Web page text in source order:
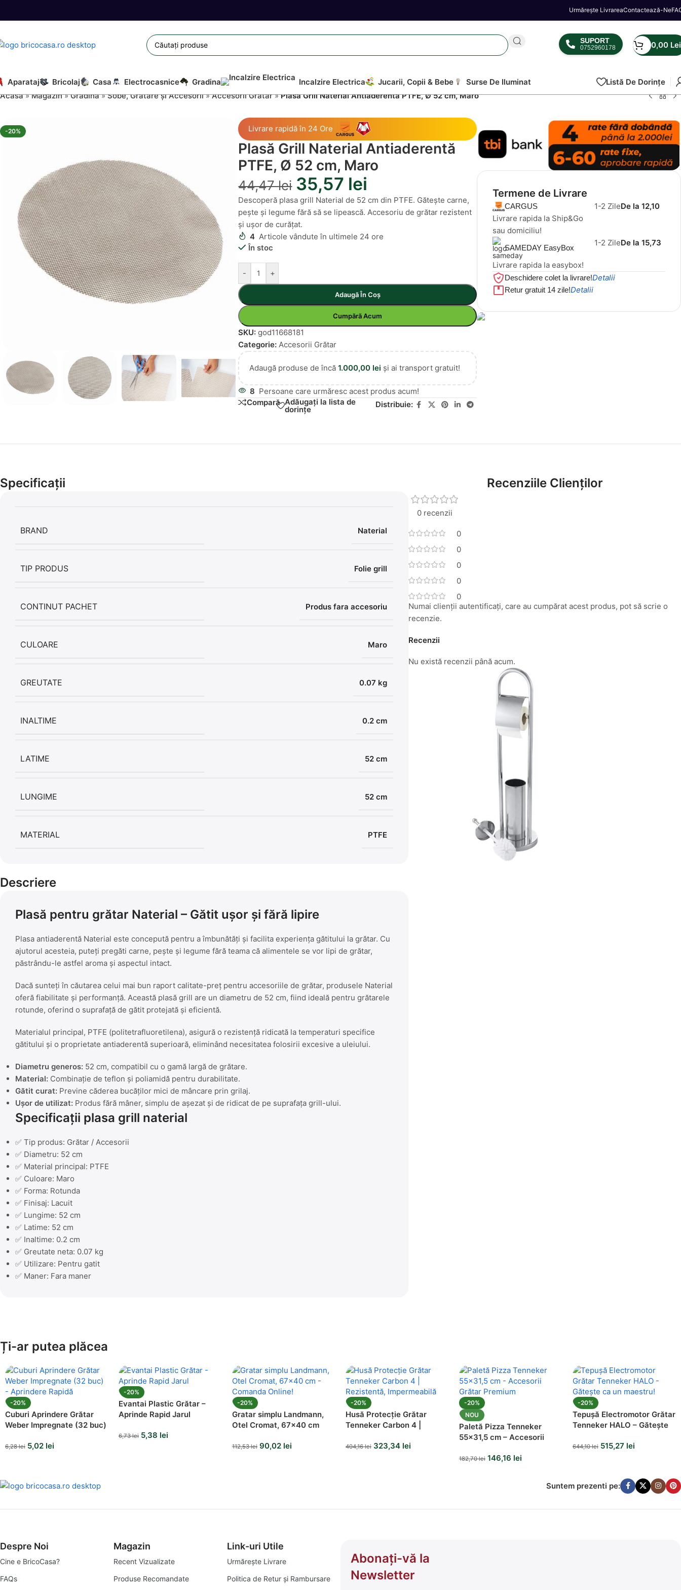
Urmărește LivrareaContactează-Ne
SUPORT
0752960178 0,00 Lei
Aparataj Bricolaj Casa Electrocasnice Gradina Incalzire Electrica Jucarii, Copii & Bebe Surse De Iluminat
Listă De Dorințe
Acasă»Magazin»Gradina»Sobe, Grătare și Accesorii»Accesorii Grătar»Plasă Grill Naterial Antiaderentă PTFE, Ø 52 cm, Maro
-20% Livrare rapidă în 24 Ore
Plasă Grill Naterial Antiaderentă
PTFE, Ø 52 cm, Maro
44,47lei 35,57 lei
Descoperă plasa grill Naterial de 52 cm din PTFE. Gătește carne,
pește și legume fără să se lipească. Accesoriu de grătar rezistent
și ușor de curățat.
4 Articole vândute în ultimele 24 ore
În stoc
- +
Adaugă În Coș
Cumpără Acum
SKU:god11668181
Categorie: Accesorii Grătar
Adaugă produse de încă1.000,00 lei și ai transport gratuit!
8 Persoane care urmăresc acest produs acum!
Compară Adăugați la lista de
dorințe Distribuie:
Termene de Livrare
CARGUS
Livrare rapida la Ship&Go
sau domiciliu!
1-2 ZileDe la 12,10
SAMEDAY EasyBox
Livrare rapida la easybox!
1-2 ZileDe la 15,73
Deschidere colet la livrare!Detalii
Retur gratuit 14 zile!Detalii
Specificații
BRAND Naterial
TIP PRODUS Folie grill
CONTINUT PACHET Produs fara accesoriu
CULOARE Maro
GREUTATE 0.07 kg
INALTIME 0.2 cm
LATIME 52 cm
LUNGIME 52 cm
MATERIAL PTFE
Descriere
Plasă pentru grătar Naterial – Gătit ușor și fără lipire
Plasa antiaderentă Naterial este concepută pentru a îmbunătăți și facilita experiența gătitului la grătar. Cu
ajutorul acesteia, puteți pregăti carne, pește și legume fără teama că alimentele se vor lipi de grătar,
păstrându-le astfel aroma și aspectul intact.
Dacă sunteți în căutarea celui mai bun raport calitate-preț pentru accesoriile de grătar, produsele Naterial
oferă fiabilitate și performanță. Această plasă grill are un diametru de 52 cm, fiind ideală pentru grătarele
rotunde, oferind o suprafață de gătit protejată și eficientă.
Materialul principal, PTFE (politetrafluoretilena), asigură o rezistență ridicată la temperaturi specifice
gătitului și o proprietate antiaderentă superioară, eliminând necesitatea folosirii excesive a uleiului.
Diametru generos: 52 cm, compatibil cu o gamă largă de grătare.
Material: Combinație de teflon și poliamidă pentru durabilitate.
Gătit curat: Previne căderea bucăților mici de mâncare prin grilaj.
Ușor de utilizat: Produs fără mâner, simplu de așezat și de ridicat de pe suprafața grill-ului.
Specificații plasa grill naterial
✅ Tip produs: Grătar / Accesorii
✅ Diametru: 52 cm
✅ Material principal: PTFE
✅ Culoare: Maro
✅ Forma: Rotunda
✅ Finisaj: Lacuit
✅ Lungime: 52 cm
✅ Latime: 52 cm
✅ Inaltime: 0.2 cm
✅ Greutate neta: 0.07 kg
✅ Utilizare: Pentru gatit
✅ Maner: Fara maner
Recenziile Clienților
0 recenzii
0
0
0
0
0
Recenzii
Nu există recenzii până acum.
Numai clienții autentificați, care au cumpărat acest produs, pot să scrie o
recenzie.
Ți-ar putea plăcea
-20%
Cuburi Aprindere Grătar
Weber Impregnate (32 buc)
6,28lei 5,02 lei
-20%
Evantai Plastic Grătar –
Aprinde Rapid Jarul
6,73lei 5,38 lei
-20%
Gratar simplu Landmann,
Otel Cromat, 67×40 cm
112,53lei 90,02 lei
-20%
Husă Protecție Grătar
Tenneker Carbon 4 |
404,16lei 323,34 lei
-20%
NOU
Paletă Pizza Tenneker
55×31,5 cm – Accesorii
182,70lei 146,16 lei
-20%
Tepușă Electromotor Grătar
Tenneker HALO – Gătește
644,10lei 515,27 lei
Suntem prezenti pe:
Despre Noi
Cine e BricoCasa?
FAQs
Magazin
Recent Vizualizate
Produse Recomandate
Link-uri Utile
Urmărește Livrare
Politica de Retur și Rambursare
Abonați-vă la
Newsletter